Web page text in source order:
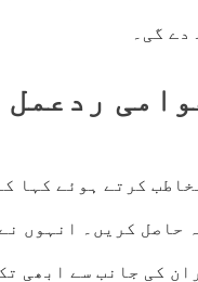
گی۔
ردعمل
کرتے ہوئے کہا
حاصل کریں۔ انہوں
کی جانب سے ابھی